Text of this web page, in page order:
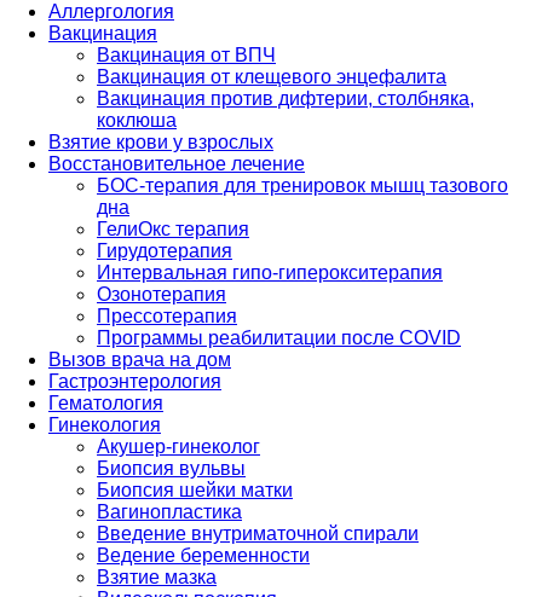
Аллергология
Вакцинация
Вакцинация от ВПЧ
Вакцинация от клещевого энцефалита
Вакцинация против дифтерии, столбняка,
коклюша
Взятие крови у взрослых
Восстановительное лечение
БОС-терапия для тренировок мышц тазового
дна
ГелиОкс терапия
Гирудотерапия
Интервальная гипо-гиперокситерапия
Озонотерапия
Прессотерапия
Программы реабилитации после СOVID
Вызов врача на дом
Гастроэнтерология
Гематология
Гинекология
Акушер-гинеколог
Биопсия вульвы
Биопсия шейки матки
Вагинопластика
Введение внутриматочной спирали
Ведение беременности
Взятие мазка